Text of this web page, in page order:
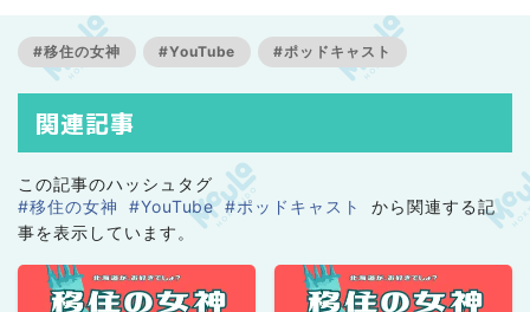
をいくつかにまとめてご紹介していきますので、お楽し
みに！
#移住の女神 #YouTube #ポッドキャスト
関連記事
この記事のハッシュタグ
#移住の女神
#YouTube #ポッドキャスト
から関連する記
事を表示しています。